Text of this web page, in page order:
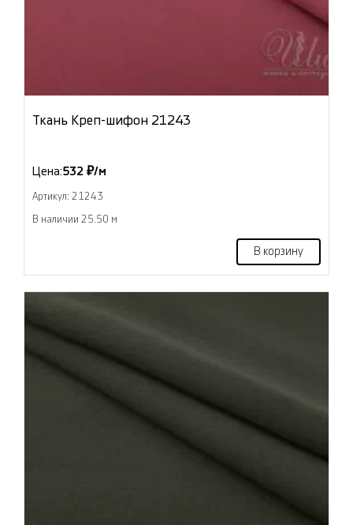
Ткань Креп-шифон 21243
Цена:532 ₽/м
Артикул: 21243
В наличии 25.50 м
В корзину